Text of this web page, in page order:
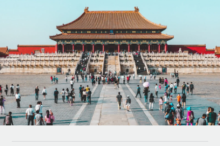
全球合同工入职与管理
PEO
外包复杂雇佣任务
基础设施
Remote Embedded
将人力资源无缝融入工作流程
团队的内置核心人力资源功能
了解我们的竞争优势
初创企业
为成长型企业量身打造的全球敏捷型人力资源与薪资解决方案
中型市场
通过定制化人力资源解决方案扩展团队
企业
合同工薪酬结算计算器
探索全球合同工的结算货币选项与结算速度
通过 REMOTE 学习
研究与指引
案例研究
人力资源术语表
核对表和模板
Français
Deutsch
Español
Italiano
登录